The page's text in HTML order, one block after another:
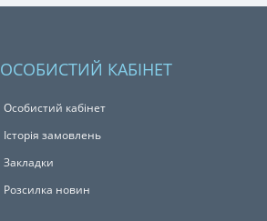
ОСОБИСТИЙ КАБІНЕТ
Особистий кабінет
Історія замовлень
Закладки
Розсилка новин